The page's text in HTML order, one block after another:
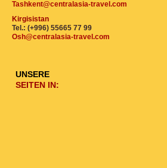
Tashkent@centralasia-travel.com
Kirgisistan
Tel.: (+996) 55665 77 99
Osh@centralasia-travel.com
UNSERE
SEITEN IN: